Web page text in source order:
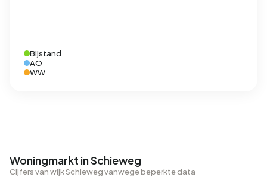
Bijstand
AO
WW
Woningmarkt in Schieweg
Cijfers van wijk Schieweg vanwege beperkte data